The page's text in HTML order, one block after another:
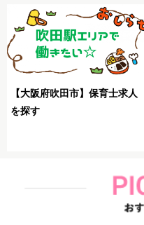
【大阪市鶴見区】保育士が理
想の求人を探す方法解説